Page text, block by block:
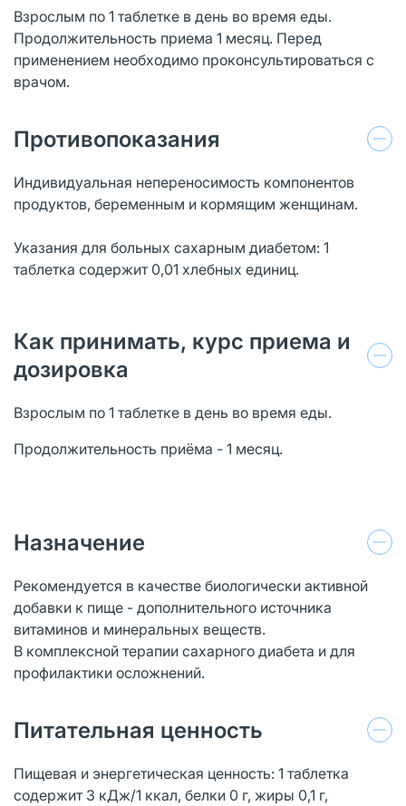
Взрослым по 1 таблетке в день во время еды.
Продолжительность приема 1 месяц. Перед
применением необходимо проконсультироваться с
врачом.
Противопоказания
Индивидуальная непереносимость компонентов
продуктов, беременным и кормящим женщинам.
Указания для больных сахарным диабетом: 1
таблетка содержит 0,01 хлебных единиц.
Как принимать, курс приема и
дозировка
Взрослым по 1 таблетке в день во время еды.
Продолжительность приёма - 1 месяц.
Назначение
Рекомендуется в качестве биологически активной
добавки к пище - дополнительного источника
витаминов и минеральных веществ.
В комплексной терапии сахарного диабета и для
профилактики осложнений.
Питательная ценность
Пищевая и энергетическая ценность: 1 таблетка
содержит 3 кДж/1 ккал, белки 0 г, жиры 0,1 г,